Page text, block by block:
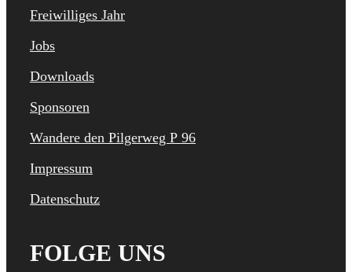
Freiwilliges Jahr
Jobs
Downloads
Sponsoren
Wandere den Pilgerweg P 96
Impressum
Datenschutz
FOLGE UNS